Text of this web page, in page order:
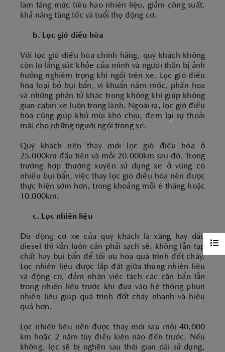
làm tăng mức tiêu hao nhiên liệu, giảm công suất,
khả năng tăng tốc và tuổi thọ động cơ.
b. Lọc gió điều hòa
Với lọc gió điều hòa chính hãng, quý khách không
còn lo lắng sức khỏe của mình và người thân bị ảnh
hưởng nghiêm trọng khi ngồi trên xe. Lọc gió điều
hòa loại bỏ bụi bẩn, vi khuẩn nấm mốc, phấn hoa
và những phần tử khác trong không khí giúp không
gian cabin xe luôn trong lành. Ngoài ra, lọc gió điều
hòa cũng giúp khử mùi khó chịu, đem lại sự thoải
mái cho những người ngồi trong xe.
Quý khách nên thay mới lọc gió điều hòa ở
25.000km đầu tiên và mỗi 20.000km sau đó. Trong
trường hợp thường xuyên sử dụng xe ở vùng có
nhiều bụi bẩn, việc thay lọc gió điều hòa nên được
thực hiện sớm hơn, trong khoảng mỗi 6 tháng hoặc
10.000km.
c. Lọc nhiên liệu
Dù động cơ xe của quý khách là xăng hay dầu
diesel thì vẫn luôn cần phải sạch sẽ, không lẫn tạp
chất hay bụi bẩn để tối ưu hóa quá trình đốt cháy.
Lọc nhiên liệu được lắp đặt giữa thùng nhiên liệu
và động cơ, đảm nhận việc tách các cặn bẩn lẫn
trong nhiên liệu trước khi đưa vào hệ thống phun
nhiên liệu giúp quá trình đốt cháy nhanh và hiệu
quả hơn.
Lọc nhiên liệu nên được thay mới sau mỗi 40,000
km hoặc 2 năm tùy điều kiện nào đến trước. Nếu
không, lọc sẽ bị nghẽn sau thời gian dài sử dụng,